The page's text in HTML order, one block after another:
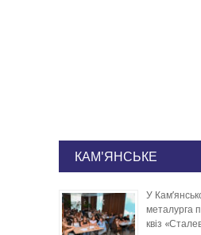
КАМ'ЯНСЬКЕ
У
металурга
квіз